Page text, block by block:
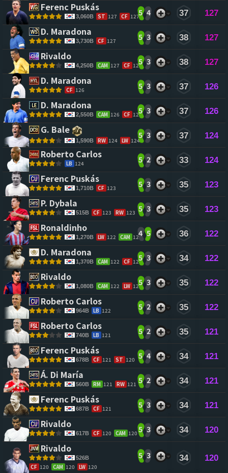
Ferenc Puskás
3,060B ST 127 CF 1275 4 37 127
D. Maradona
3,730B CF 127 5 3 38 127
Rivaldo
4,250B CAM 127 CF 127
5 3 38 127
D. Maradona
CF 126 5 3 37 126
D. Maradona
2,550B CAM 126 CF 126
5 3 37 126
G. Bale
1,590B RW 124 LW 124
5 3 37 124
Roberto Carlos
LB 124 5 2 33 124
Ferenc Puskás
1,710B CF 123 5 3 35 123
P. Dybala
515B CF 123 RW 123 5 3 35 123
Ronaldinho
1,270B LW 122 CAM 122
4 5 36 122
D. Maradona
1,370B CAM 122 CF 122
5 3 34 122
Rivaldo
1,080B CAM 122 LW 122
5 3 35 122
Roberto Carlos
964B LB 122 5 2 35 122
Roberto Carlos
740B LB 121 5 2 35 121
Ferenc Puskás
678B CF 121 ST 120 5 4 34 121
Á. Di María
560B RM 121 RW 121 5 2 34 121
Ferenc Puskás
687B CF 121 5 3 34 121
Rivaldo
617B CF 120 CAM 120 5 3 34 120
Rivaldo
526B
CF 120 CAM 120 LW 120
5 3 34 120